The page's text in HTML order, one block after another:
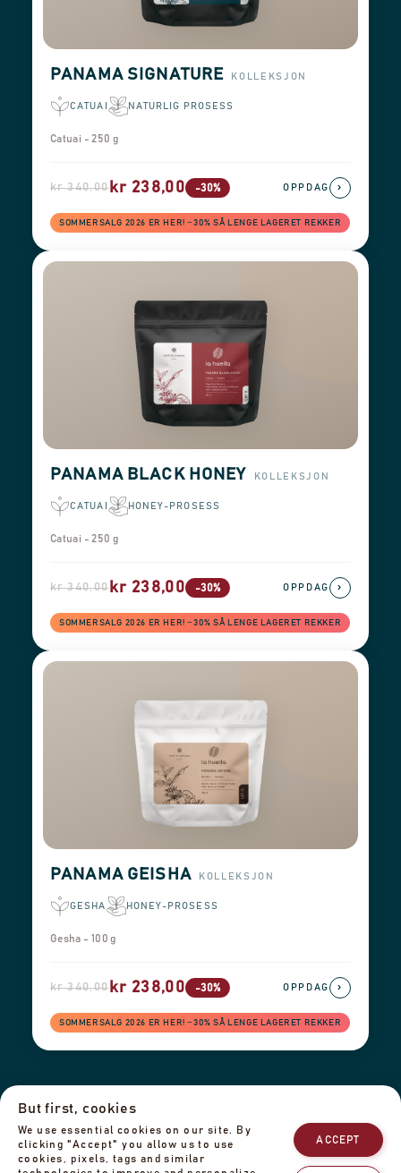
PANAMA SIGNATURE KOLLEKSJON
CATUAI NATURLIG PROSESS
Catuai - 250 g
kr 340,00kr 238,00 -30%
SOMMERSALG 2026 ER HER! −30% SÅ LENGE LAGERET REKKER
OPPDAG ›
PANAMA BLACK HONEY KOLLEKSJON
CATUAI HONEY-PROSESS
Catuai - 250 g
kr 340,00kr 238,00 -30%
SOMMERSALG 2026 ER HER! −30% SÅ LENGE LAGERET REKKER
OPPDAG ›
PANAMA GEISHA KOLLEKSJON
GESHA HONEY-PROSESS
Gesha - 100 g
kr 340,00kr 238,00 -30%
SOMMERSALG 2026 ER HER! −30% SÅ LENGE LAGERET REKKER
OPPDAG ›
Personvernerklæring
Teamet vårt Kontakt oss
But first, cookies
We use essential cookies on our site. By
clicking "Accept" you allow us to use
cookies, pixels, tags and similar
ACCEPT